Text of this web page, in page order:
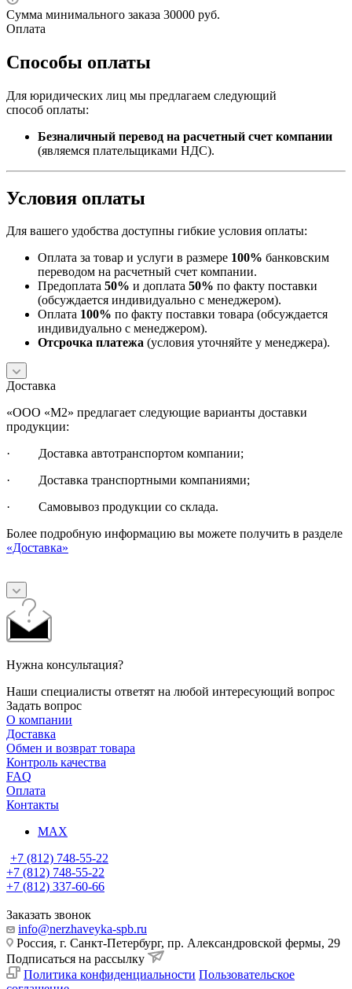
Сумма минимального заказа 30000 руб.
Оплата
Способы оплаты
Для юридических лиц мы предлагаем следующий
способ оплаты:
Безналичный перевод на расчетный счет компании
(являемся плательщиками НДС).
Условия оплаты
Для вашего удобства доступны гибкие условия оплаты:
Оплата за товар и услуги в размере 100% банковским
переводом на расчетный счет компании.
Предоплата 50% и доплата 50% по факту поставки
(обсуждается индивидуально с менеджером).
Оплата 100% по факту поставки товара (обсуждается
индивидуально с менеджером).
Отсрочка платежа (условия уточняйте у менеджера).
Доставка
«ООО «М2» предлагает следующие варианты доставки
продукции:
· Доставка автотранспортом компании;
· Доставка транспортными компаниями;
· Самовывоз продукции со склада.
Более подробную информацию вы можете получить в разделе
«Доставка»
Нужна консультация?
Наши специалисты ответят на любой интересующий вопрос
Задать вопрос
О компании
Доставка
Обмен и возврат товара
Контроль качества
FAQ
Оплата
Контакты
MAX
+7 (812) 748-55-22
+7 (812) 748-55-22
+7 (812) 337-60-66
Заказать звонок
info@nerzhaveyka-spb.ru
Россия, г. Санкт-Петербург, пр. Александровской фермы, 29
Подписаться на рассылку
Политика конфиденциальности Пользовательское